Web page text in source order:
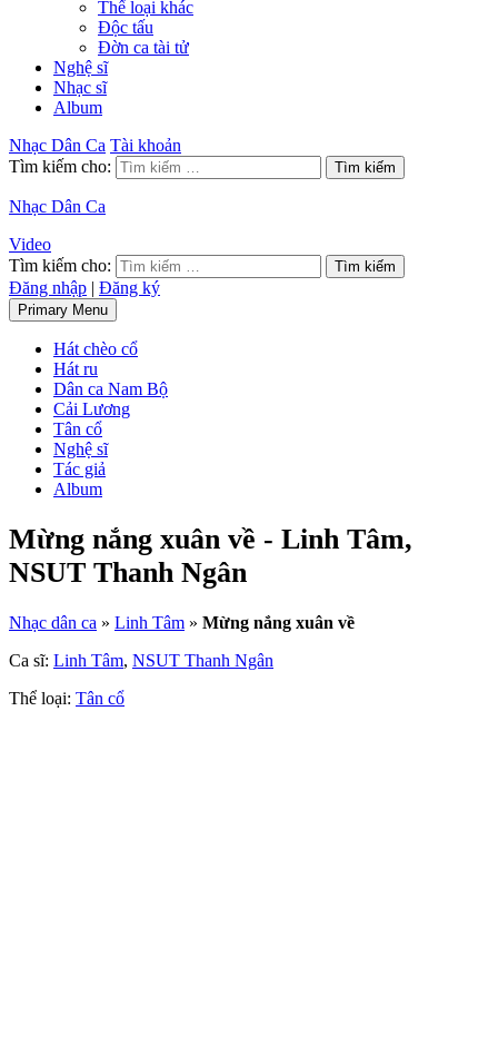
Thể loại khác
Độc tấu
Đờn ca tài tử
Nghệ sĩ
Nhạc sĩ
Album
Nhạc Dân Ca Tài khoản
Tìm kiếm cho:
Nhạc Dân Ca
Video
Tìm kiếm cho:
Đăng nhập | Đăng ký
Primary Menu
Hát chèo cổ
Hát ru
Dân ca Nam Bộ
Cải Lương
Tân cổ
Nghệ sĩ
Tác giả
Album
Mừng nắng xuân về - Linh Tâm,
NSUT Thanh Ngân
Nhạc dân ca » Linh Tâm » Mừng nắng xuân về
Ca sĩ: Linh Tâm, NSUT Thanh Ngân
Thể loại: Tân cổ